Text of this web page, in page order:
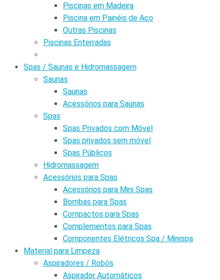
Piscinas em Madeira
Piscina em Painéis de Aço
Outras Piscinas
Piscinas Enterradas
Spas / Saunas e Hidromassagem
Saunas
Saunas
Acessórios para Saunas
Spas
Spas Privados com Móvel
Spas privados sem móvel
Spas Públicos
Hidromassagem
Acessórios para Spas
Acessórios para Mini Spas
Bombas para Spas
Compactos para Spas
Complementos para Spas
Componentes Elétricos Spa / Minispa
Material para Limpeza
Aspiradores / Robôs
Aspirador Automáticos